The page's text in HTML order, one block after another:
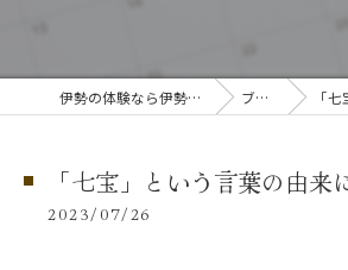
伊勢の体験なら伊勢薫り縁 ブログ 「七
「七宝」という言葉の由来
2023/07/26